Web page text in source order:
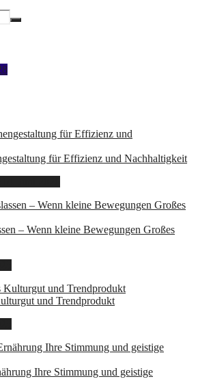
für Effizienz und Nachhaltigkeit
– Wenn kleine Bewegungen Großes
und Trendprodukt
Ihre Stimmung und geistige